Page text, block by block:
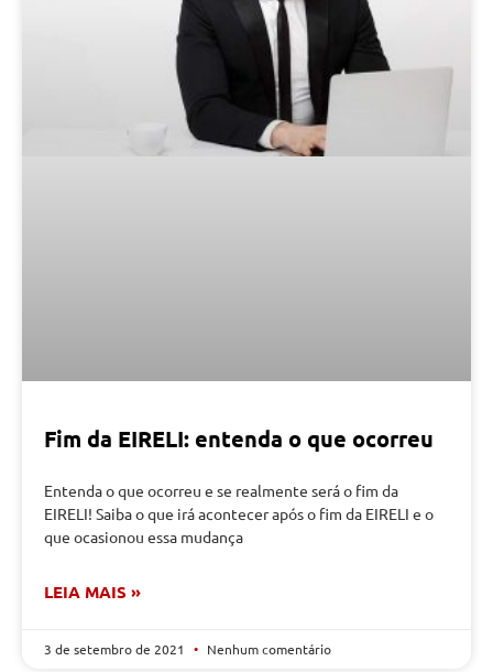
Fim da EIRELI: entenda o que ocorreu
Entenda o que ocorreu e se realmente será o fim da
EIRELI! Saiba o que irá acontecer após o fim da EIRELI e o
que ocasionou essa mudança
LEIA MAIS »
3 de setembro de 2021 Nenhum comentário